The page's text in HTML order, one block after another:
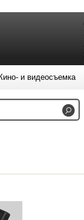
Кино- и видеосъемка